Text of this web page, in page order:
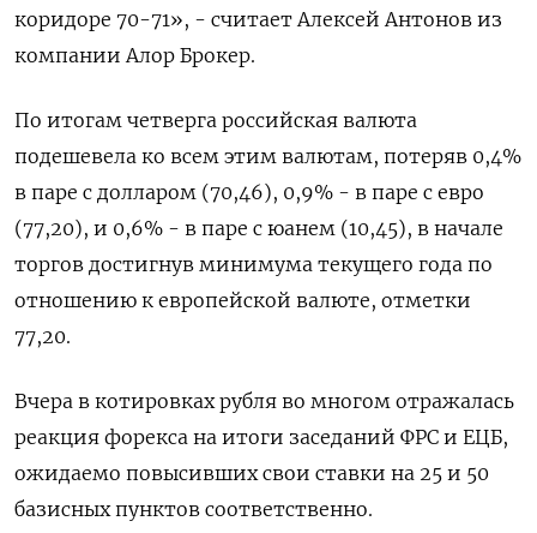
коридоре 70-71», - считает Алексей Антонов из
компании Алор Брокер.
По итогам четверга российская валюта
подешевела ко всем этим валютам, потеряв 0,4%
в паре с долларом (70,46), 0,9% - в паре с евро
(77,20), и 0,6% - в паре с юанем (10,45), в начале
торгов достигнув минимума текущего года по
отношению к европейской валюте, отметки
77,20.
Вчера в котировках рубля во многом отражалась
реакция форекса на итоги заседаний ФРС и ЕЦБ,
ожидаемо повысивших свои ставки на 25 и 50
базисных пунктов соответственно.